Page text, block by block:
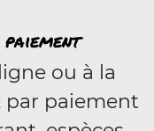
ou à la
par paiement